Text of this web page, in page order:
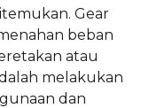
Gear
beban
atau
melakukan
dan